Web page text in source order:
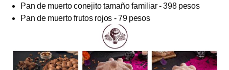
Pan de muerto conejito tamaño familiar - 398 pesos
Pan de muerto frutos rojos - 79 pesos